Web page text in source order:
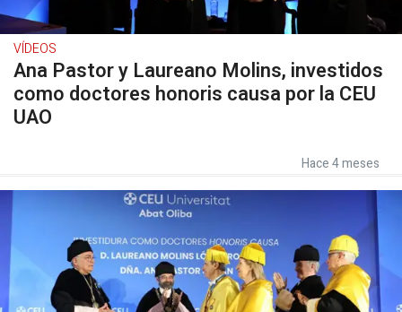
VÍDEOS
Ana Pastor y Laureano Molins, investidos
como doctores honoris causa por la CEU
UAO
Hace 4 meses